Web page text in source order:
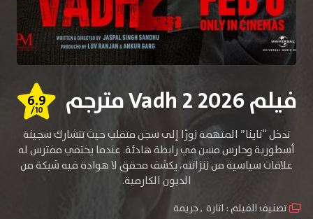
فيلم Vadh 2 2026 مترجم 6.9
/10
تدخل “ناينا” المتهمة زورًا إلى سجن متقلب حيث تتشارك سجينة
أسطورية وحارس مسن في رابطة هادئة. عندما يختفي مفترس له
علاقات سياسية من زنزانته، يكشف محقق لا هوادة فيه شبكة من
الديون الكارمية.
تصنيف الفيلم : اثارة ,جريمة